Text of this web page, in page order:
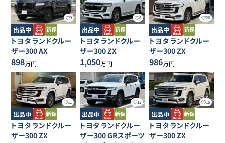
9
出品中
トヨタランドクルー
ザー300AX
898万円
6
出品中
トヨタランドクルー
ザー300ZX
1,050万円
26
出品中
トヨタランドクルー
ザー300ZX
986万円
11
出品中
トヨタランドクルー
ザー300ZX
12
出品中
トヨタランドクルー
ザー300GRスポーツ
16
出品中
トヨタランドクルー
ザー300ZX